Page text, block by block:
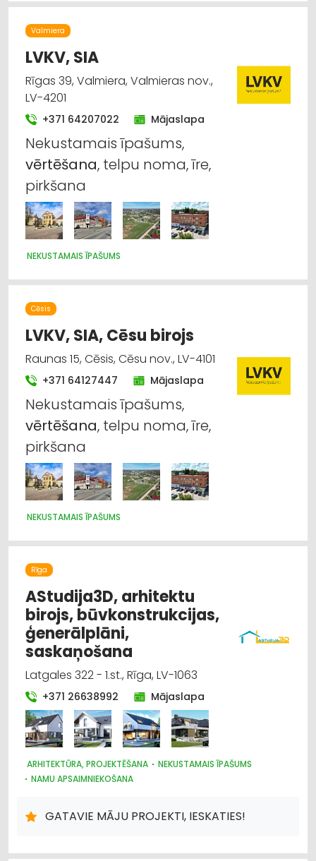
MEŽSAIMNIECĪBA
Valmiera
LVKV, SIA
Rīgas 39, Valmiera, Valmieras nov.,
LV-4201
+371 64207022 Mājaslapa
Nekustamais īpašums,
vērtēšana, telpu noma, īre,
pirkšana
NEKUSTAMAIS ĪPAŠUMS
Cēsis
LVKV, SIA, Cēsu birojs
Raunas 15, Cēsis, Cēsu nov., LV-4101
+371 64127447 Mājaslapa
Nekustamais īpašums,
vērtēšana, telpu noma, īre,
pirkšana
NEKUSTAMAIS ĪPAŠUMS
Rīga
AStudija3D, arhitektu
birojs, būvkonstrukcijas,
ģenerālplāni,
saskaņošana
Latgales 322 - 1.st., Rīga, LV-1063
+371 26638992 Mājaslapa
ARHITEKTŪRA, PROJEKTĒŠANA
NEKUSTAMAIS ĪPAŠUMS
NAMU APSAIMNIEKOŠANA
CELTNIECĪBAS UN REMONTA DARBI
GATAVIE MĀJU PROJEKTI, IESKATIES!